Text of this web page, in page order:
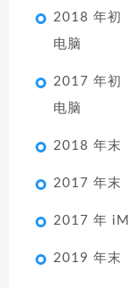
2018 年初
电脑
2017 年初
电脑
2018 年末
2017 年末
2017 年
2019 年末